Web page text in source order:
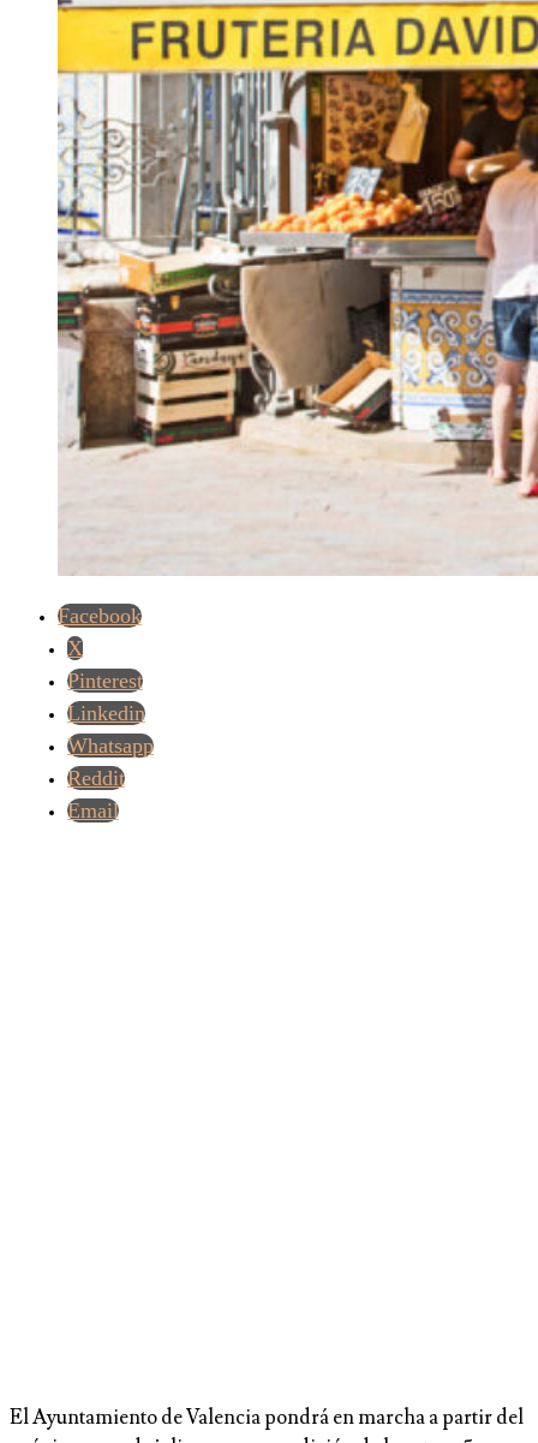
Facebook
X
Pinterest
Linkedin
Whatsapp
Reddit
Email
El Ayuntamiento de Valencia pondrá en marcha a partir del